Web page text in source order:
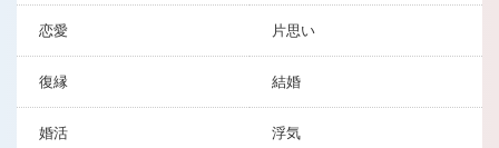
恋愛 片思い
復縁 結婚
婚活 浮気